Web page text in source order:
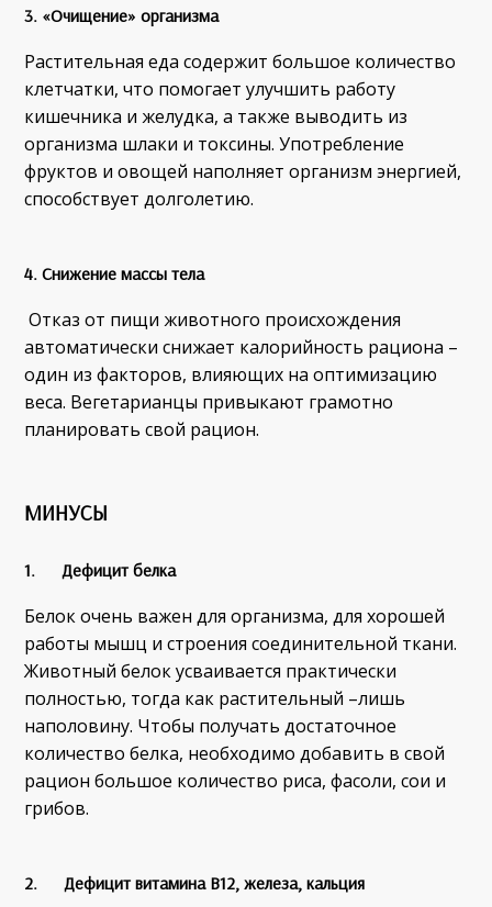
3. «Очищение» организма
Растительная еда содержит большое количество
клетчатки, что помогает улучшить работу
кишечника и желудка, а также выводить из
организма шлаки и токсины. Употребление
фруктов и овощей наполняет организм энергией,
способствует долголетию.
4. Снижение массы тела
Отказ от пищи животного происхождения
автоматически снижает калорийность рациона –
один из факторов, влияющих на оптимизацию
веса. Вегетарианцы привыкают грамотно
планировать свой рацион.
МИНУСЫ
1. Дефицит белка
Белок очень важен для организма, для хорошей
работы мышц и строения соединительной ткани.
Животный белок усваивается практически
полностью, тогда как растительный –лишь
наполовину. Чтобы получать достаточное
количество белка, необходимо добавить в свой
рацион большое количество риса, фасоли, сои и
грибов.
2. Дефицит витамина B12, железа, кальция